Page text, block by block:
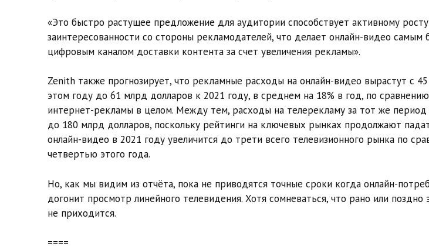
«Это быстро растущее предложение для аудитории способствует активному росту
заинтересованности со стороны рекламодателей, что делает онлайн-видео
цифровым каналом доставки контента за счет увеличения рекламы».
Zenith также прогнозирует, что рекламные расходы на онлайн-видео вырастут с
этом году до 61 млрд долларов к 2021 году, в среднем на 18% в год, по
интернет-рекламы в целом. Между тем, расходы на телерекламу за тот же период
до 180 млрд долларов, поскольку рейтинги на ключевых рынках продолжают
онлайн-видео в 2021 году увеличится до трети всего телевизионного рынка по
четвертью этого года.
Но, как мы видим из отчёта, пока не приводятся точные сроки когда онлайн-
догонит просмотр линейного телевидения. Хотя сомневаться, что рано или поздно
не приходится.
====